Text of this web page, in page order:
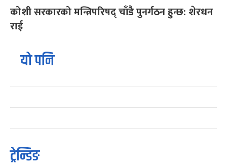
कोशी सरकारको मन्त्रिपरिषद् चाँडै पुनर्गठन हुन्छ: शेरधन
राई
यो पनि
ट्रेन्डिङ